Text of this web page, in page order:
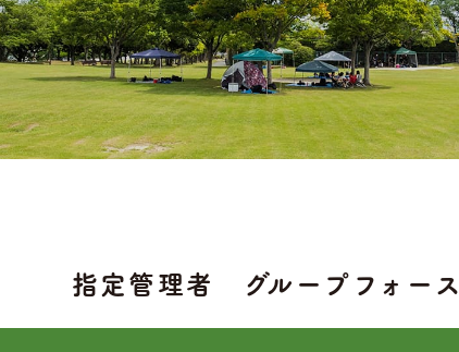
指定管理者 グループフォース